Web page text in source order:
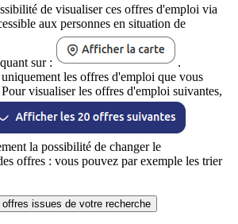
de visualiser ces offres d'emploi via
aux personnes en situation de
sur :
.
les offres d'emploi que vous
visualiser les offres d'emploi suivantes,
la possibilité de changer le
offres : vous pouvez par exemple les trier
issues de votre recherche